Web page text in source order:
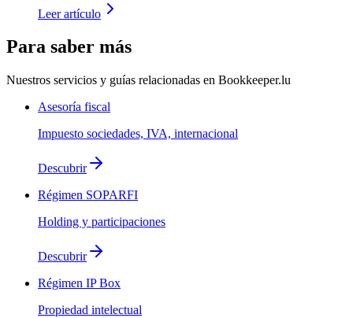
Leer artículo
Para saber más
Nuestros servicios y guías relacionadas en Bookkeeper.lu
Asesoría fiscal
Impuesto sociedades, IVA, internacional
Descubrir
Régimen SOPARFI
Holding y participaciones
Descubrir
Régimen IP Box
Propiedad intelectual